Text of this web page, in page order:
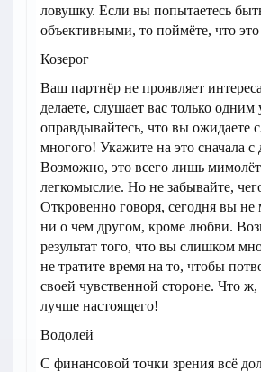
ловушку. Если вы попытаетесь
объективными, то поймёте, что это
Козерог
Ваш партнёр не проявляет
делаете, слушает вас только
оправдывайтесь, что вы ожидаете
многого! Укажите на это сначала с
Возможно, это всего лишь
легкомыслие. Но не забывайте,
Откровенно говоря, сегодня вы не
ни о чем другом, кроме любви.
результат того, что вы слишком
не тратите время на то, чтобы
своей чувственной стороне. Что
лучше настоящего!
Водолей
С финансовой точки зрения всё